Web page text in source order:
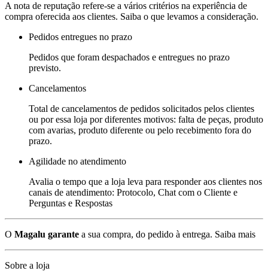
A nota de reputação refere-se a vários critérios na experiência de
compra oferecida aos clientes. Saiba o que levamos a consideração.
Pedidos entregues no prazo
Pedidos que foram despachados e entregues no prazo
previsto.
Cancelamentos
Total de cancelamentos de pedidos solicitados pelos clientes
ou por essa loja por diferentes motivos: falta de peças, produto
com avarias, produto diferente ou pelo recebimento fora do
prazo.
Agilidade no atendimento
Avalia o tempo que a loja leva para responder aos clientes nos
canais de atendimento: Protocolo, Chat com o Cliente e
Perguntas e Respostas
O Magalu garante a sua compra, do pedido à entrega. Saiba mais
Sobre a loja